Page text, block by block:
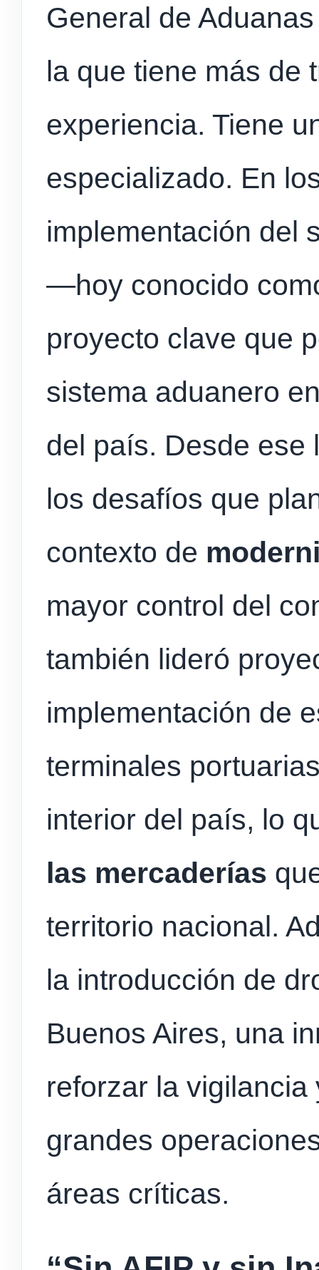
General de
la que tiene más de
experiencia. Tiene
especializado. En
implementación del
—hoy conocido
proyecto clave que
sistema aduanero
del país. Desde ese
los desafíos que
contexto de
mayor control del
también lideró
implementación de
terminales
interior del país, lo
las mercaderías
territorio nacional.
la introducción de
Buenos Aires, una
reforzar la
grandes
áreas críticas.